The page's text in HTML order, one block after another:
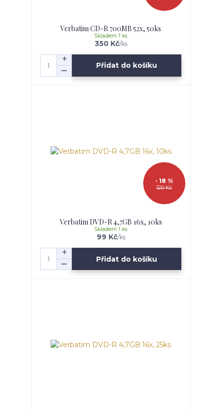
Verbatim CD-R 700MB 52x, 50ks
350 Kč/ks
Skladem 1 ks
Přidat do košíku
120 Kč
- 18 %
Verbatim DVD-R 4,7GB 16x, 10ks
99 Kč/ks
Skladem 1 ks
Přidat do košíku